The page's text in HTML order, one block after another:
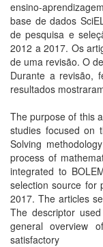
ensino-
base de dados
de pesquisa e
2012 a 2017. Os
de uma revisão. O
Durante a revisão,
resultados
The purpose of this
studies focused on
Solving
process of
integrated to
selection source for
2017. The articles
The descriptor
general overview
satisfactory